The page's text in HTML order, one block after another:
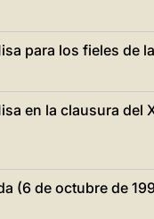
para los fieles de
en la clausura del
(6 de octubre de